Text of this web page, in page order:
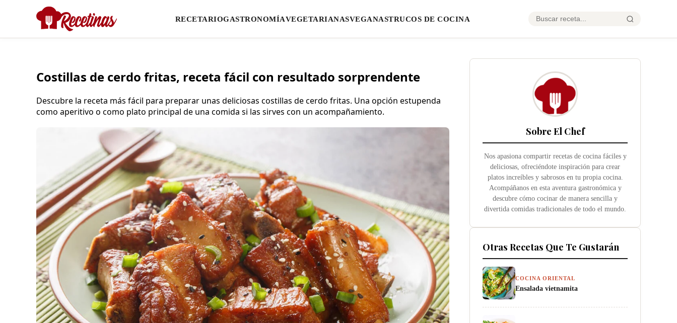
RECETARIOGASTRONOMÍAVEGETARIANASVEGANASTRUCOS DE COCINA
Costillas de cerdo fritas, receta fácil con resultado sorprendente
Descubre la receta más fácil para preparar unas deliciosas costillas de cerdo fritas. Una opción estupenda
como aperitivo o como plato principal de una comida si las sirves con un acompañamiento.
Sobre El Chef
Nos apasiona compartir recetas de cocina fáciles y
deliciosas, ofreciéndote inspiración para crear
platos increíbles y sabrosos en tu propia cocina.
Acompáñanos en esta aventura gastronómica y
descubre cómo cocinar de manera sencilla y
divertida comidas tradicionales de todo el mundo.
Otras Recetas Que Te Gustarán
COCINA ORIENTAL
Ensalada vietnamita